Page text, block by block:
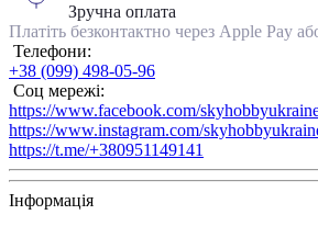
Зручна оплата
Платіть безконтактно через Apple Pay
Телефони:
+38 (099) 498-05-96
Соц мережі:
https://www.facebook.com/
https://www.instagram.com/
https://t.me/+380951149141
Інформація